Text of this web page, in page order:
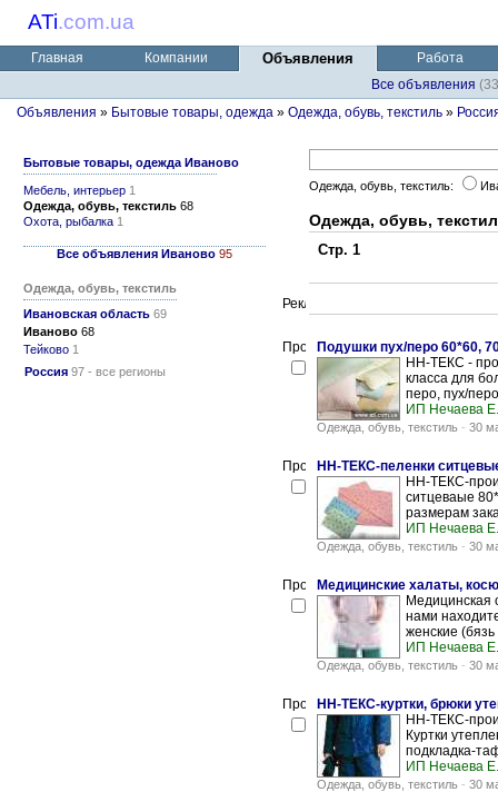
ATi.com.ua
Главная Компании Объявления
Работа
Все объявления
Объявления » Бытовые товары, одежда » Одежда, обувь, текстиль »
Бытовые товары, одежда Иваново
Мебель, интерьер 1
Одежда, обувь, текстиль 68
Охота, рыбалка 1
Все объявления Иваново 95
Одежда, обувь, текстиль
Ивановская область 69
Иваново 68
Тейково 1
Россия 97 - все регионы
Одежда, обувь, текстиль:
Одежда, обувь,
Стр. 1
Подушки пух/перо 60*60,
НН-ТЕКС -
класса для
перо, пух/
ИП Нечаева
Одежда, обувь, текстиль - 30
НН-ТЕКС-пеленки
НН-ТЕКС-
ситцеваые
размерам
ИП Нечаева
Одежда, обувь, текстиль - 30
Медицинские халаты,
Медицинская
нами
женские (бязь
ИП Нечаева
Одежда, обувь, текстиль - 30
НН-ТЕКС-куртки, брюки
НН-ТЕКС-
Куртки
подкладка-
ИП Нечаева
Одежда, обувь, текстиль - 30